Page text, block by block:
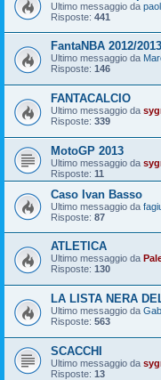
Ultimo messaggio da
Risposte: 441
FantaNBA 2012/2013
Ultimo messaggio da
Risposte: 146
FANTACALCIO
Ultimo messaggio da
Risposte: 339
MotoGP 2013
Ultimo messaggio da
Risposte: 11
Caso Ivan Basso
Ultimo messaggio da
Risposte: 87
ATLETICA
Ultimo messaggio da
Risposte: 130
LA LISTA NERA
Ultimo messaggio da
Risposte: 563
SCACCHI
Ultimo messaggio da
Risposte: 13